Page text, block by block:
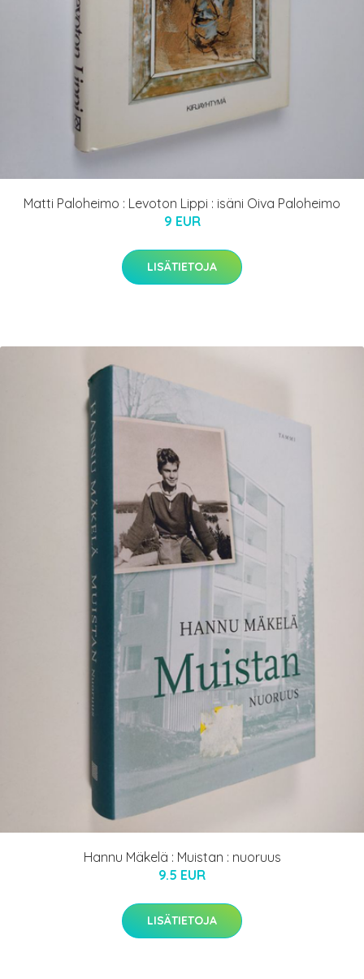
Matti Paloheimo : Levoton Lippi : isäni Oiva Paloheimo
9 EUR
LISÄTIETOJA
Hannu Mäkelä : Muistan : nuoruus
9.5 EUR
LISÄTIETOJA